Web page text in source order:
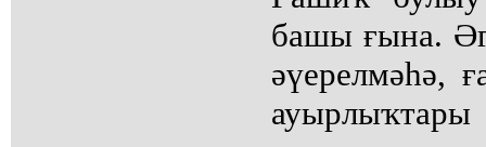
башы ғына.
әүерелмәһә,